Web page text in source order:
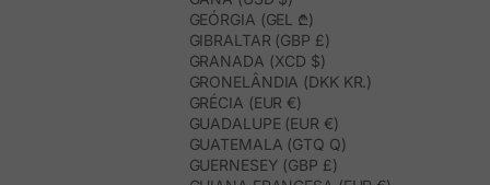
GEÓRGIA (GEL ₾)
GIBRALTAR (GBP £)
GRANADA (XCD $)
GRONELÂNDIA (DKK KR.)
GRÉCIA (EUR €)
GUADALUPE (EUR €)
GUATEMALA (GTQ Q)
GUERNESEY (GBP £)